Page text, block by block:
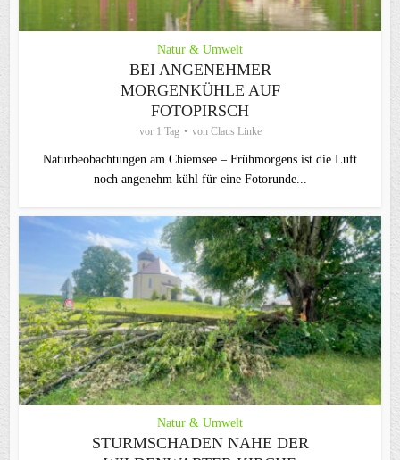
Natur & Umwelt
BEI ANGENEHMER
MORGENKÜHLE AUF
FOTOPIRSCH
vor 1 Tag von Claus Linke
Naturbeobachtungen am Chiemsee – Frühmorgens ist die Luft
noch angenehm kühl für eine Fotorunde...
Natur & Umwelt
STURMSCHADEN NAHE DER